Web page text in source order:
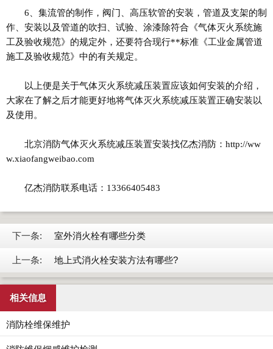
6、集流管的制作，阀门、高压软管的安装，管道及支架的制
作、安装以及管道的吹扫、试验、涂漆除符合《气体灭火系统施
工及验收规范》的规定外，还要符合现行**标准《工业金属管道
施工及验收规范》中的有关规定。
以上便是关于气体灭火系统减压装置应该如何安装的介绍，
大家在了解之后才能更好地将气体灭火系统减压装置正确安装以
及使用。
北京消防气体灭火系统减压装置安装找亿杰消防：http://ww
w.xiaofangweibao.com
亿杰消防联系电话：13366405483
下一条: 室外消火栓有哪些分类
上一条: 地上式消火栓安装方法有哪些?
相关信息
消防栓维保维护